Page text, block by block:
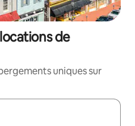
de
uniques sur
utilisez les flèches vers le